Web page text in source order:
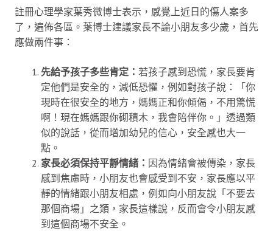
註冊心理學家葉秀微博士表示，感覺上近日的傷人案多
了，遍佈各區。葉博士建議家長不論小朋友多少歲，首先
應做兩件事：
先給予孩子多些肯定： 若孩子感到恐慌，家長要肯
定他們是安全的，減低恐懼，例如對孩子說：「你
現時在很安全的地方，媽媽正和你傾偈，不用驚慌
啊！現在媽媽跟你砌積木，我會陪伴你。」透過類
似的說話，從而增加幼兒的信心，安全感也大一
點。
家長必須保持平靜情緒： 因為情緒會被傳染，家長
感到焦慮時，小朋友也會感受到不安，家長應以平
靜的情緒跟小朋友相處，例如向小朋友說「不要去
那個商場」之類，家長這樣說，反而會令小朋友感
到這個商場不安全。